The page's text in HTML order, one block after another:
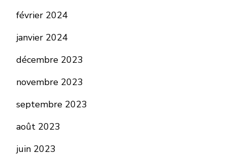
février 2024
janvier 2024
décembre 2023
novembre 2023
septembre 2023
août 2023
juin 2023